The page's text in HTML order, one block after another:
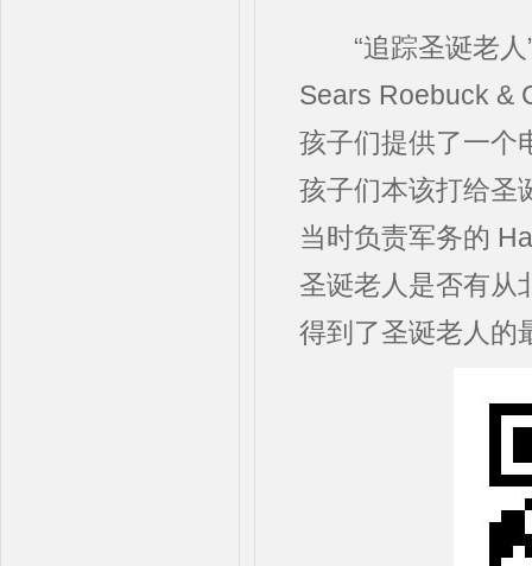
“追踪圣诞老人”
Sears Roebuck &
孩子们提供了一个
孩子们本该打给圣
当时负责军务的
圣诞老人是否有从
得到了圣诞老人的